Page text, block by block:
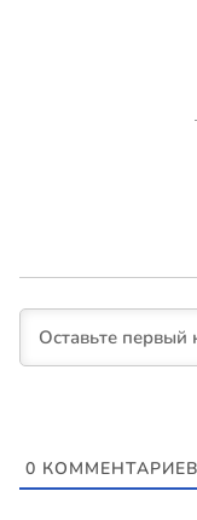
0 КОММЕНТАРИЕВ